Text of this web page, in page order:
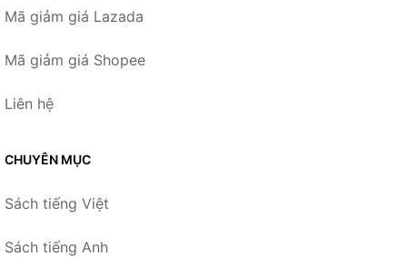
Mã giảm giá Lazada
Mã giảm giá Shopee
Liên hệ
CHUYÊN MỤC
Sách tiếng Việt
Sách tiếng Anh